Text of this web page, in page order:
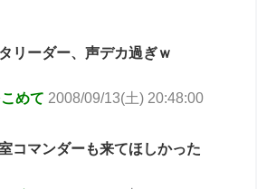
リーダー、声デカ過ぎｗ
めて 2008/09/13(土) 20:48:00
コマンダーも来てほしかった